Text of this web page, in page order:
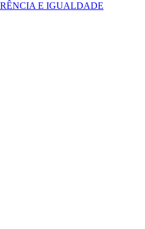
E IGUALDADE